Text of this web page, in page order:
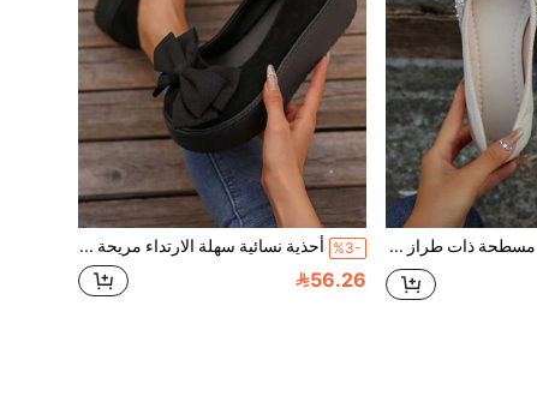
أحذية نسائية مسطحة ذات طراز جنوي متعدد الاستخدامات، مزينة بخرز اصطناعي، مريحة وأنيقة، هدية عيد الحب وعيد الأم %3- أحذية نسائية سهلة الارتداء مريحة باللون الأسود مع زخرفة فيونكة، مقدمة دائرية، منصة، إحساس فاخر، أحذية ماري جين، ربيع/صيف، كعب إسفيني
56.26